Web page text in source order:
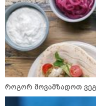
როგორ მოვამზადოთ